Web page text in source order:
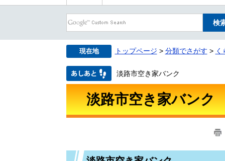
現在地 トップページ > 分類でさがす > く
淡路市空き家バンク
淡路市空き家バンク